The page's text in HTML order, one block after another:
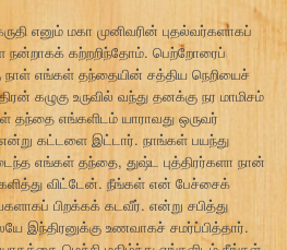
எனும் மகா முனிவரின் புதல்வர்களாகப்
நன்றாகக் கற்றறிந்தோம். பெற்றோரைப்
நாள் எங்கள் தந்தையின் சத்திய நெறியைச்
கழுகு உருவில் வந்து தனக்கு நர மாமிசம்
தந்தை எங்களிடம் யாராவது ஒருவர்
கட்டளை இட்டார். நாங்கள் பயந்து
எங்கள் தந்தை, துஷ்ட புத்திரர்களா நான்
விட்டேன். நீங்கள் என் பேச்சைக்
பிறக்கக் கடவீர். என்று சபித்து
இந்திரனுக்கு உணவாகச் சமர்ப்பித்தார்.